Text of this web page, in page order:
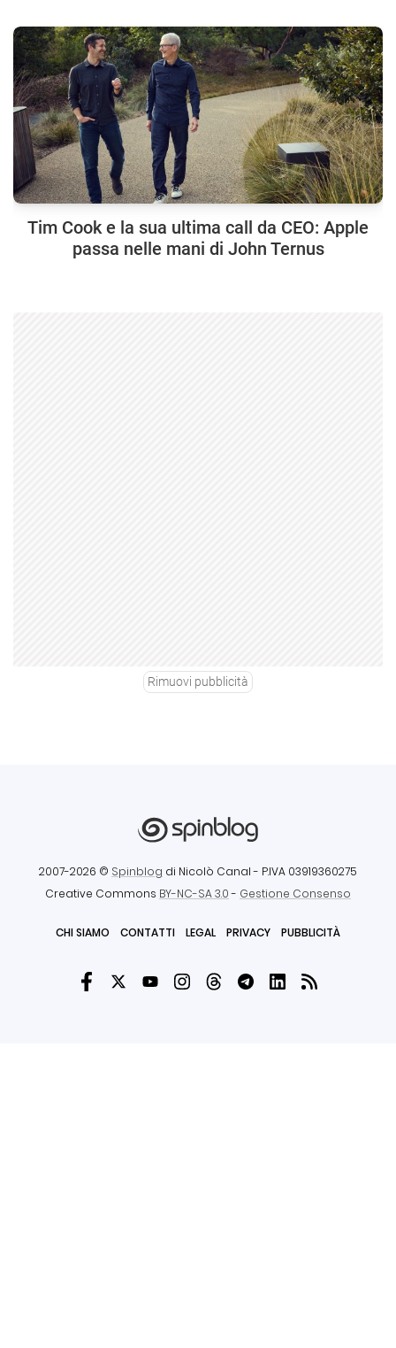
Tim Cook e la sua ultima call da CEO: Apple
passa nelle mani di John Ternus
Rimuovi pubblicità
2007-2026 © Spinblog di Nicolò Canal - P.IVA 03919360275
Creative Commons BY-NC-SA 3.0- Gestione Consenso
CHI SIAMO CONTATTI LEGAL PRIVACY PUBBLICITÀ